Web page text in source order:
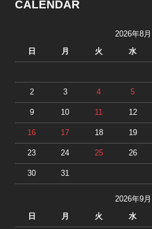
CALENDAR
2026年8月
日 月 火 水
2 3 4 5
9 10 11 12
16 17 18 19
23 24 25 26
30 31
2026年9月
日 月 火 水